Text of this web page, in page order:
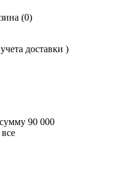
(0)
доставки )
90 000